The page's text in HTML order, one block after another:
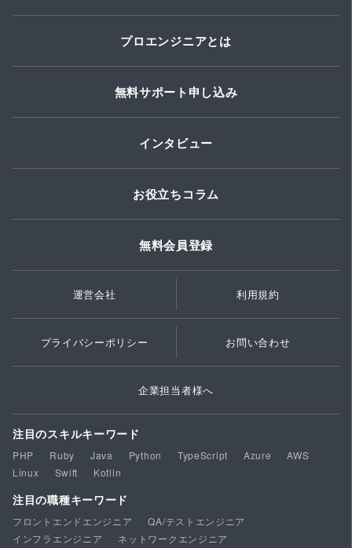
プロエンジニアとは
無料サポート申し込み
インタビュー
お役立ちコラム
無料会員登録
運営会社 利用規約
プライバシーポリシー お問い合わせ
企業担当者様へ
注目のスキルキーワード
PHP Ruby Java Python TypeScript Azure
AWS
Linux
Swift Kotlin
注目の職種キーワード
フロントエンドエンジニア
QA/テストエンジニア
インフラエンジニア
ネットワークエンジニア